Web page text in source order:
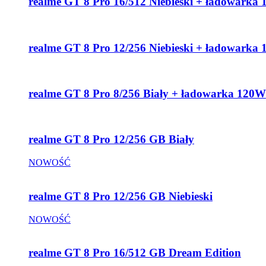
realme GT 8 Pro 12/256 Niebieski + ładowarka
realme GT 8 Pro 8/256 Biały + ładowarka 120W
realme GT 8 Pro 12/256 GB Biały
NOWOŚĆ
realme GT 8 Pro 12/256 GB Niebieski
NOWOŚĆ
realme GT 8 Pro 16/512 GB Dream Edition